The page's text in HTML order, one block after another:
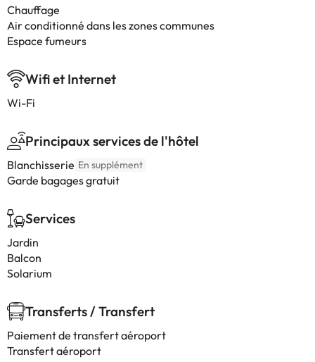
Chauffage
Air conditionné dans les zones communes
Espace fumeurs
Wifi et Internet
Wi-Fi
Principaux services de l'hôtel
Blanchisserie En supplément
Garde bagages gratuit
Services
Jardin
Balcon
Solarium
Transferts / Transfert
Paiement de transfert aéroport
Transfert aéroport